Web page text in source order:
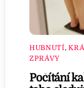
HUBNUTÍ,
ZPRÁVY
Počítání